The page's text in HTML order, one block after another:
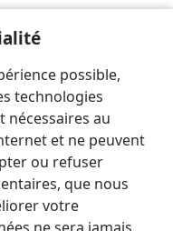
possible,
technologies
nécessaires au
et ne peuvent
ou refuser
que nous
votre